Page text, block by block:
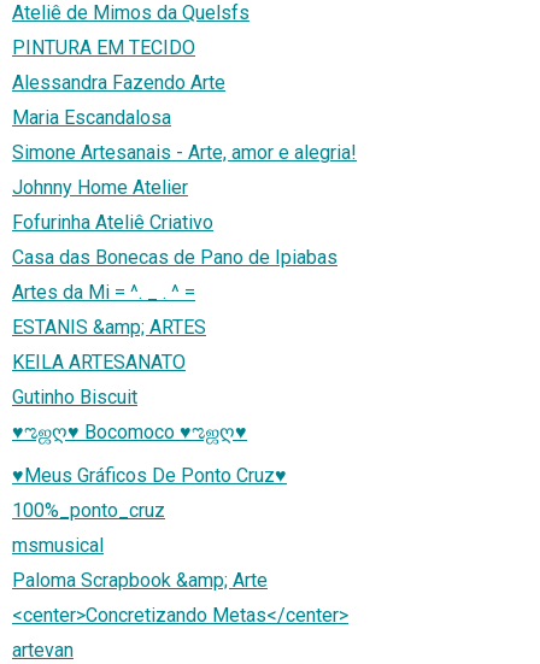
Ateliê de Mimos da Quelsfs
PINTURA EM TECIDO
Alessandra Fazendo Arte
Maria Escandalosa
Simone Artesanais - Arte, amor e alegria!
Johnny Home Atelier
Fofurinha Ateliê Criativo
Casa das Bonecas de Pano de Ipiabas
Artes da Mi = ^. _ . ^ =
ESTANIS &amp; ARTES
KEILA ARTESANATO
Gutinho Biscuit
♥ಌஜღ♥ Bocomoco ♥ಌஜღ♥
♥Meus Gráficos De Ponto Cruz♥
100%_ponto_cruz
msmusical
Paloma Scrapbook &amp; Arte
<center>Concretizando Metas</center>
artevan